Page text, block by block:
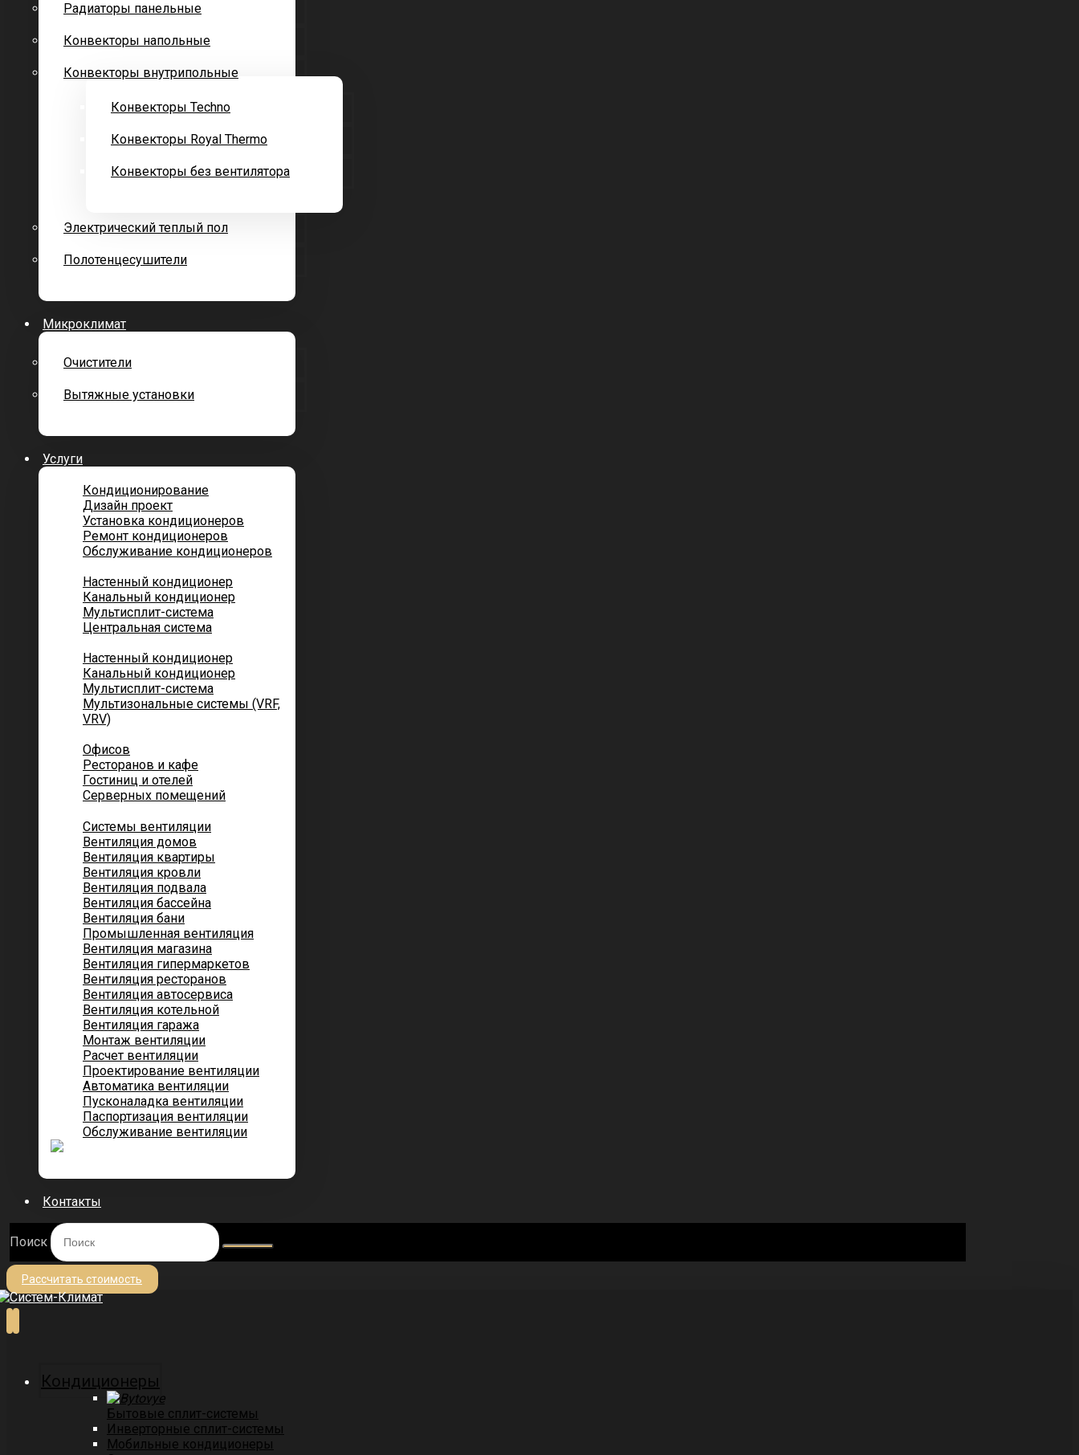
Радиаторы панельные
Конвекторы напольные
Конвекторы внутрипольные
Конвекторы Techno
Конвекторы Royal Thermo
Конвекторы без вентилятора
Электрический теплый пол
Полотенцесушители
Микроклимат
Очистители
Вытяжные установки
Услуги
Кондиционирование
Дизайн проект
Установка кондиционеров
Ремонт кондиционеров
Обслуживание кондиционеров
Настенный кондиционер
Канальный кондиционер
Мультисплит-система
Центральная система
Настенный кондиционер
Канальный кондиционер
Мультисплит-система
Мультизональные системы (VRF,
VRV)
Офисов
Ресторанов и кафе
Гостиниц и отелей
Серверных помещений
Системы вентиляции
Вентиляция домов
Вентиляция квартиры
Вентиляция кровли
Вентиляция подвала
Вентиляция бассейна
Вентиляция бани
Промышленная вентиляция
Вентиляция магазина
Вентиляция гипермаркетов
Вентиляция ресторанов
Вентиляция автосервиса
Вентиляция котельной
Вентиляция гаража
Монтаж вентиляции
Расчет вентиляции
Проектирование вентиляции
Автоматика вентиляции
Пусконаладка вентиляции
Паспортизация вентиляции
Обслуживание вентиляции
Контакты
Поиск
Рассчитать стоимость
Кондиционеры
Бытовые сплит-системы
Инверторные сплит-системы
Мобильные кондиционеры